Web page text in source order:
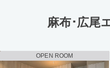
麻布･広尾
OPEN ROOM